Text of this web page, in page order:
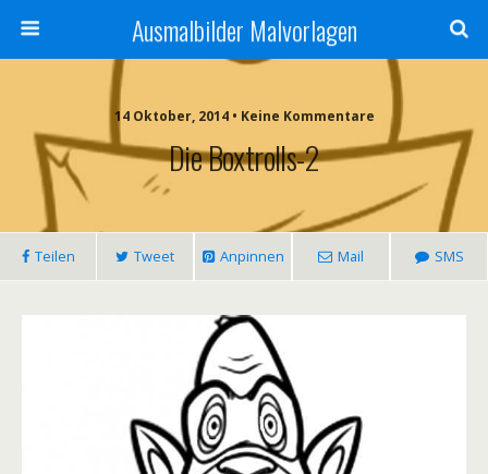
Ausmalbilder Malvorlagen
14 Oktober, 2014 • Keine Kommentare
Die Boxtrolls-2
Teilen Tweet Anpinnen Mail SMS